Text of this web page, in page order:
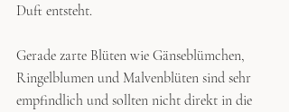
Duft entsteht.
Gerade zarte Blüten wie Gänseblümchen,
Ringelblumen und Malvenblüten sind sehr
empfindlich und sollten nicht direkt in die